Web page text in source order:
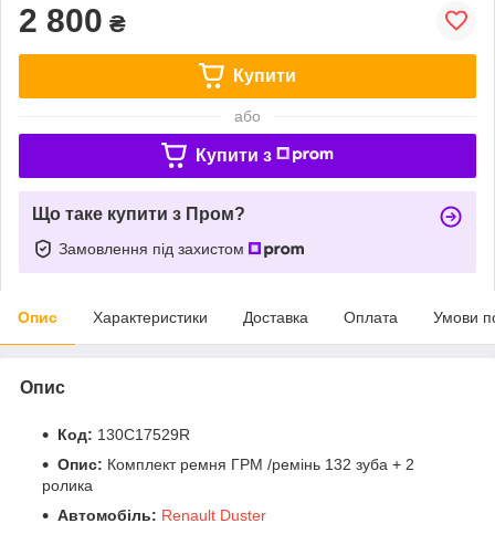
2 800 ₴
Купити
або
Купити з
Що таке купити з Пром?
Замовлення під захистом
Опис Характеристики Доставка Оплата Умови
Опис
Код: 130C17529R
Опис: Комплект ремня ГРМ /ремінь 132 зуба + 2
ролика
Автомобіль: Renault Duster